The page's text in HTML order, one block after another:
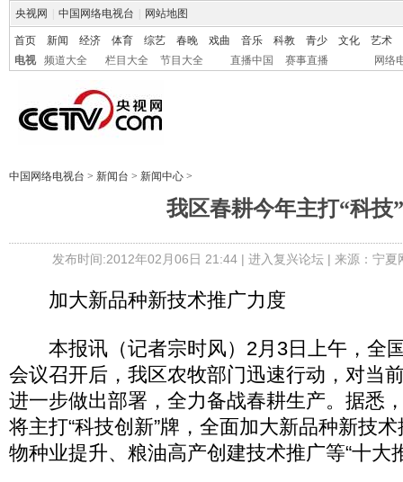
央视网 中国网络电视台 网站地图
首页 新闻 经济 体育 综艺 春晚 戏曲 音乐 科教 青少 文化
艺术
电视
频道大全 栏目大全 节目大全 直播中国 赛事直播 网络
中国网络电视台 > 新闻台 > 新闻中心 >
我区春耕今年主打“科技
发布时间:2012年02月06日 21:44 | 进入复兴论坛 | 来源：宁
加大新品种新技术推广力度
本报讯（记者宗时风）2月3日上午，全
会议召开后，我区农牧部门迅速行动，对当
进一步做出部署，全力备战春耕生产。据悉
将主打“科技创新”牌，全面加大新品种新技
物种业提升、粮油高产创建技术推广等“十大